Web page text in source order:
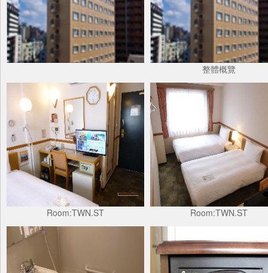
整體概覽
Room:TWN.ST Room:TWN.ST